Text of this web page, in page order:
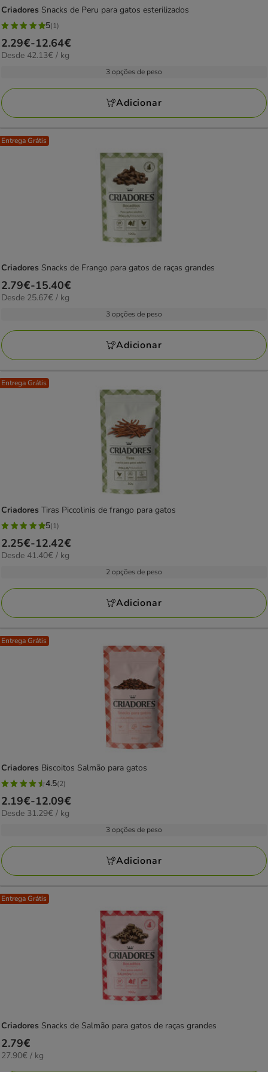
Criadores Snacks de Peru para gatos esterilizados
5
estrelas
com
avaliações
5(1)
Preço
de
12.64€
2.29€-12.64€
42.13€
Desde 42.13€ / kg
3 opções de peso
Adicionar
Entrega Grátis
Criadores Snacks de Frango para gatos de raças grandes
Preço
de
15.40€
2.79€-15.40€
25.67€
Desde 25.67€ / kg
3 opções de peso
Adicionar
Entrega Grátis
Criadores Tiras Piccolinis de frango para gatos
5
estrelas
com
avaliações
5(1)
Preço
de
12.42€
2.25€-12.42€
41.40€
Desde 41.40€ / kg
2 opções de peso
Adicionar
Entrega Grátis
Criadores Biscoitos Salmão para gatos
4.5
estrelas
com
avaliações
4.5(2)
Preço
de
12.09€
2.19€-12.09€
31.29€
Desde 31.29€ / kg
3 opções de peso
Adicionar
Entrega Grátis
Criadores Snacks de Salmão para gatos de raças grandes
Preço
2.79€
2.79€
27.90€
27.90€ / kg